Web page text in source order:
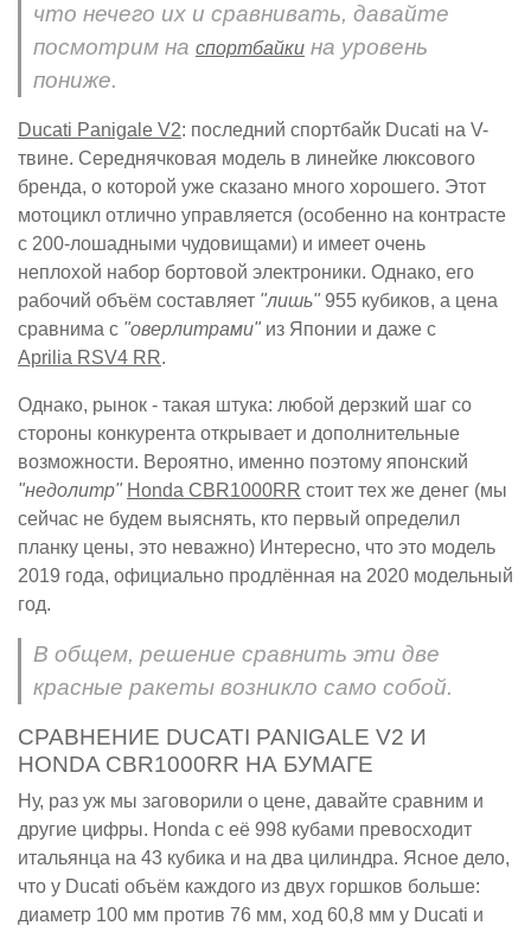
что нечего их и сравнивать, давайте
посмотрим на спортбайки на уровень
пониже.
Ducati Panigale V2: последний спортбайк Ducati на V-
твине. Середнячковая модель в линейке люксового
бренда, о которой уже сказано много хорошего. Этот
мотоцикл отлично управляется (особенно на контрасте
с 200-лошадными чудовищами) и имеет очень
неплохой набор бортовой электроники. Однако, его
рабочий объём составляет "лишь" 955 кубиков, а цена
сравнима с "оверлитрами" из Японии и даже с
Aprilia RSV4 RR.
Однако, рынок - такая штука: любой дерзкий шаг со
стороны конкурента открывает и дополнительные
возможности. Вероятно, именно поэтому японский
"недолитр" Honda CBR1000RR стоит тех же денег (мы
сейчас не будем выяснять, кто первый определил
планку цены, это неважно) Интересно, что это модель
2019 года, официально продлённая на 2020 модельный
год.
В общем, решение сравнить эти две
красные ракеты возникло само собой.
СРАВНЕНИЕ DUCATI PANIGALE V2 И
HONDA CBR1000RR НА БУМАГЕ
Ну, раз уж мы заговорили о цене, давайте сравним и
другие цифры. Honda с её 998 кубами превосходит
итальянца на 43 кубика и на два цилиндра. Ясное дело,
что у Ducati объём каждого из двух горшков больше:
диаметр 100 мм против 76 мм, ход 60,8 мм у Ducati и